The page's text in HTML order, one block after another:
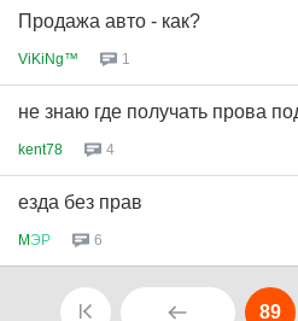
Продажа авто - как?
ViKiNg™ 1
не знаю где получать прова
kent78 4
езда без прав
MЭР 6
89